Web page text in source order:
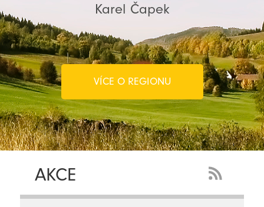
Karel Čapek
VÍCE O REGIONU
AKCE
Feed